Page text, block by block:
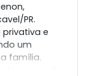
PR.
privativa e
um
família.